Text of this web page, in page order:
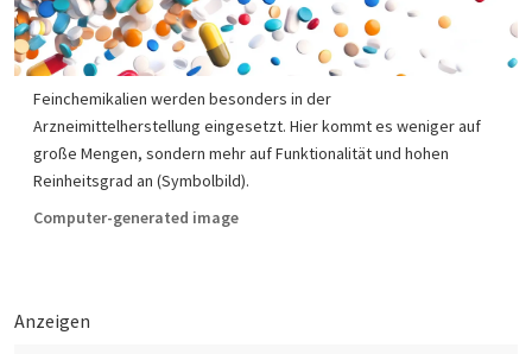
Feinchemikalien werden besonders in der
Arzneimittelherstellung eingesetzt. Hier kommt es weniger auf
große Mengen, sondern mehr auf Funktionalität und hohen
Reinheitsgrad an (Symbolbild).
Computer-generated image
Anzeigen